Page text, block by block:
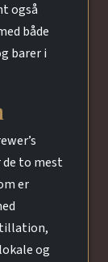
også
både
barer i
de to mest
er
og